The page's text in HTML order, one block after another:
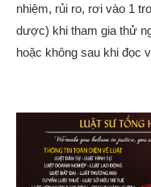
nhiệm, rủi ro, rơi vào 1
dược) khi tham gia thử
hoặc không sau khi đọc